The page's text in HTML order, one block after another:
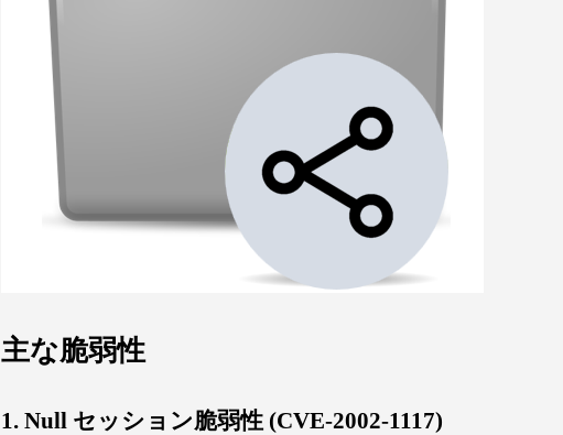
主な脆弱性
1. Null セッション脆弱性 (CVE-2002-1117)